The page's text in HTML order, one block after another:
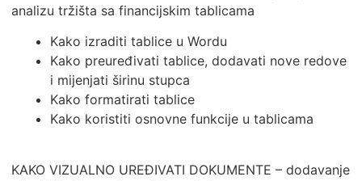
analizu tržišta sa financijskim tablicama
Kako izraditi tablice u Wordu
Kako preuređivati tablice, dodavati nove redove
i mijenjati širinu stupca
Kako formatirati tablice
Kako koristiti osnovne funkcije u tablicama
KAKO VIZUALNO UREĐIVATI DOKUMENTE – dodavanje